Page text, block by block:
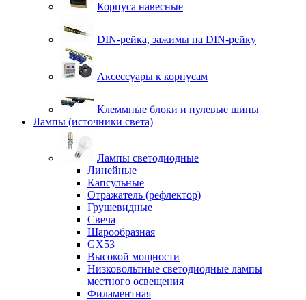
Корпуса навесные
DIN-рейка, зажимы на DIN-рейку
Аксессуары к корпусам
Клеммные блоки и нулевые шины
Лампы (источники света)
Лампы светодиодные
Линейные
Капсульные
Отражатель (рефлектор)
Грушевидные
Свеча
Шарообразная
GX53
Высокой мощности
Низковольтные светодиодные лампы
местного освещения
Филаментная